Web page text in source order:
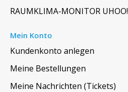
RAUMKLIMA-MONITOR UHOO!
Mein Konto
Kundenkonto anlegen
Meine Bestellungen
Meine Nachrichten (Tickets)